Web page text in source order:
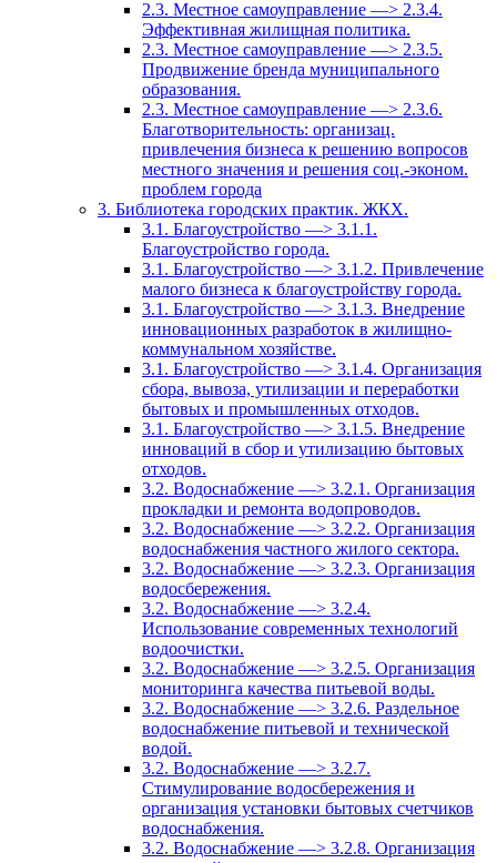
2.3. Местное самоуправление —> 2.3.4.
Эффективная жилищная политика.
2.3. Местное самоуправление —> 2.3.5.
Продвижение бренда муниципального
образования.
2.3. Местное самоуправление —> 2.3.6.
Благотворительность: организац.
привлечения бизнеса к решению вопросов
местного значения и решения соц.-эконом.
проблем города
3. Библиотека городских практик. ЖКХ.
3.1. Благоустройство —> 3.1.1.
Благоустройство города.
3.1. Благоустройство —> 3.1.2. Привлечение
малого бизнеса к благоустройству города.
3.1. Благоустройство —> 3.1.3. Внедрение
инновационных разработок в жилищно-
коммунальном хозяйстве.
3.1. Благоустройство —> 3.1.4. Организация
сбора, вывоза, утилизации и переработки
бытовых и промышленных отходов.
3.1. Благоустройство —> 3.1.5. Внедрение
инноваций в сбор и утилизацию бытовых
отходов.
3.2. Водоснабжение —> 3.2.1. Организация
прокладки и ремонта водопроводов.
3.2. Водоснабжение —> 3.2.2. Организация
водоснабжения частного жилого сектора.
3.2. Водоснабжение —> 3.2.3. Организация
водосбережения.
3.2. Водоснабжение —> 3.2.4.
Использование современных технологий
водоочистки.
3.2. Водоснабжение —> 3.2.5. Организация
мониторинга качества питьевой воды.
3.2. Водоснабжение —> 3.2.6. Раздельное
водоснабжение питьевой и технической
водой.
3.2. Водоснабжение —> 3.2.7.
Стимулирование водосбережения и
организация установки бытовых счетчиков
водоснабжения.
3.2. Водоснабжение —> 3.2.8. Организация